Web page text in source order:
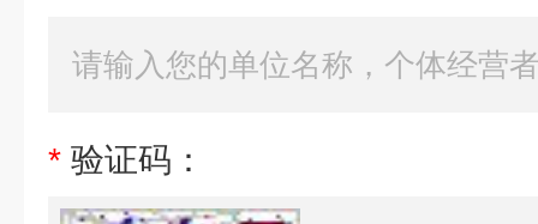
* 验证码：